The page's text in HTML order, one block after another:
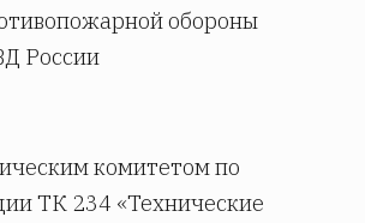
обороны
России
комитетом по
ТК 234 «Технические